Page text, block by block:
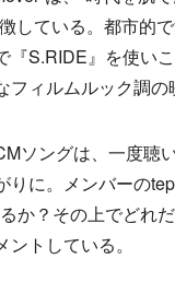
している。都市的
S.RIDE』を使い
ィルムルック調の
ソングは、一度聴
りに。メンバーの
か？その上でどれ
トしている。